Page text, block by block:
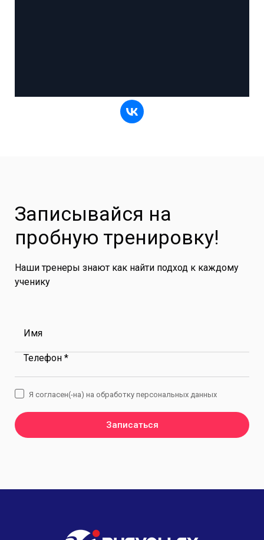
Записывайся на
пробную тренировку!
Наши тренеры знают как найти подход к каждому
ученику
Имя
Телефон *
Записаться
Я согласен(-на) на обработку персональных данных